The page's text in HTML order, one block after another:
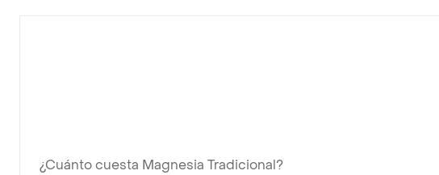
¿Cuánto cuesta Magnesia Tradicional?